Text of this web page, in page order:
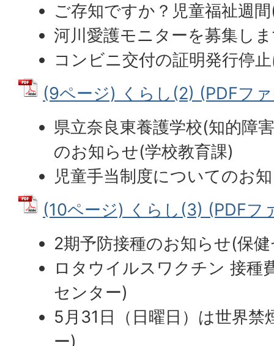
ご存知ですか？児童福祉週
河川愛護モニターを募集し
コンビニ交付の証明発行停
(9ページ) くらし(2) (PDFフ
県立奈良東養護学校(知的障
のお知らせ(学校教育課)
児童手当制度についてのお
(10ページ) くらし(3) (PDFフ
2期予防接種のお知らせ(保
ロタウイルスワクチン 接種
センター)
5月31日（日曜日）は世界
ー)